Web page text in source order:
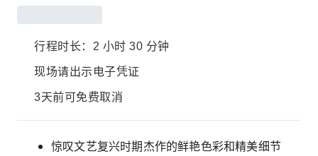
行程时长：2 小时 30 分钟
现场请出示电子凭证
3天前可免费取消
惊叹文艺复兴时期杰作的鲜艳色彩和精美细节